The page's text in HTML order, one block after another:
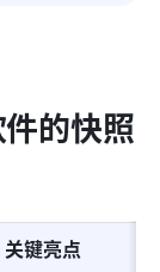
的快照
关键亮点